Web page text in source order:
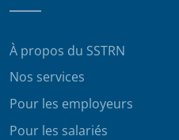
À propos du SSTRN
Nos services
Pour les employeurs
Pour les salariés